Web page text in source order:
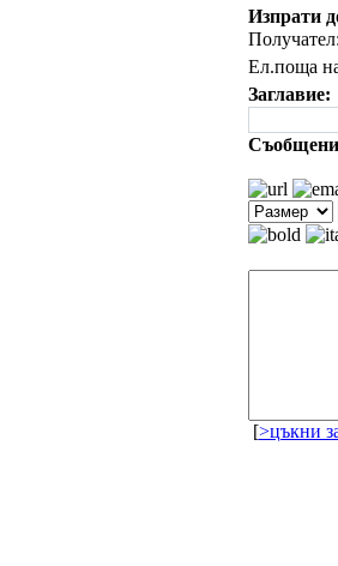
Изпрати
Ел.поща
Заглавие:
[>цъкни